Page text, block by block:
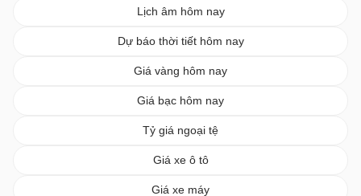
Lịch âm hôm nay
Dự báo thời tiết hôm nay
Giá vàng hôm nay
Giá bạc hôm nay
Tỷ giá ngoại tệ
Giá xe ô tô
Giá xe máy